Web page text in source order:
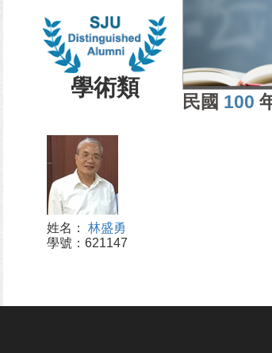
學術類
民國 100
姓名：
林盛勇
學號：621147